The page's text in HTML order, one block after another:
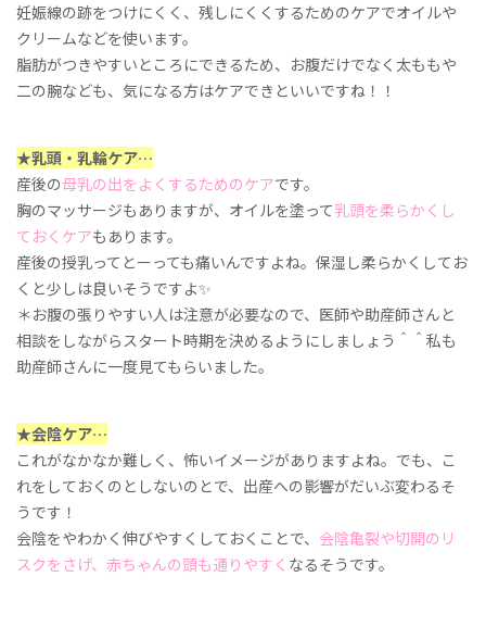
妊娠線の跡をつけにくく、残しにくくするためのケアでオイルや
クリームなどを使います。
脂肪がつきやすいところにできるため、お腹だけでなく太ももや
二の腕なども、気になる方はケアできといいですね！！
★乳頭・乳輪ケア…
産後の母乳の出をよくするためのケアです。
胸のマッサージもありますが、オイルを塗って乳頭を柔らかくし
ておくケアもあります。
産後の授乳ってとーっても痛いんですよね。保湿し柔らかくしてお
くと少しは良いそうですよ✨
＊お腹の張りやすい人は注意が必要なので、医師や助産師さんと
相談をしながらスタート時期を決めるようにしましょう＾＾私も
助産師さんに一度見てもらいました。
★会陰ケア…
これがなかなか難しく、怖いイメージがありますよね。でも、こ
れをしておくのとしないのとで、出産への影響がだいぶ変わるそ
うです！
会陰をやわかく伸びやすくしておくことで、 会陰亀裂や切開のリ
スクをさげ、赤ちゃんの頭も通りやすく なるそうです。